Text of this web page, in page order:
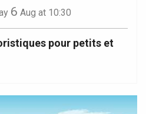
6 Aug at 10:30
pour petits et